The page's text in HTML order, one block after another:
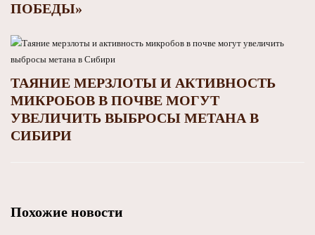
ПОБЕДЫ»
ТАЯНИЕ МЕРЗЛОТЫ И АКТИВНОСТЬ
МИКРОБОВ В ПОЧВЕ МОГУТ
УВЕЛИЧИТЬ ВЫБРОСЫ МЕТАНА В
СИБИРИ
Похожие новости